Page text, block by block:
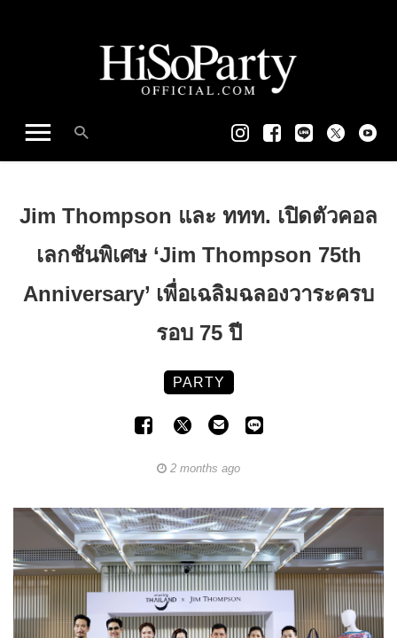
Jim Thompson และ ททท. เปิดตัวคอล
เลกชันพิเศษ ‘Jim Thompson 75th
Anniversary’ เพื่อเฉลิมฉลองวาระครบ
รอบ 75 ปี
PARTY
2 months ago